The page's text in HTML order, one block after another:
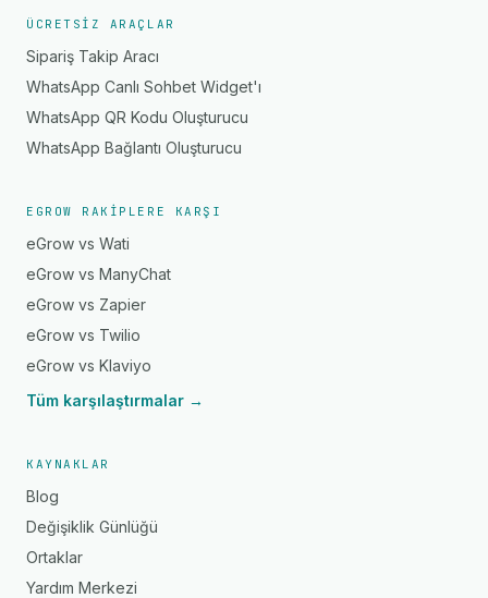
ÜCRETSIZ ARAÇLAR
Sipariş Takip Aracı
WhatsApp Canlı Sohbet Widget'ı
WhatsApp QR Kodu Oluşturucu
WhatsApp Bağlantı Oluşturucu
EGROW RAKIPLERE KARŞI
eGrow vs Wati
eGrow vs ManyChat
eGrow vs Zapier
eGrow vs Twilio
eGrow vs Klaviyo
Tüm karşılaştırmalar →
KAYNAKLAR
Blog
Değişiklik Günlüğü
Ortaklar
Yardım Merkezi